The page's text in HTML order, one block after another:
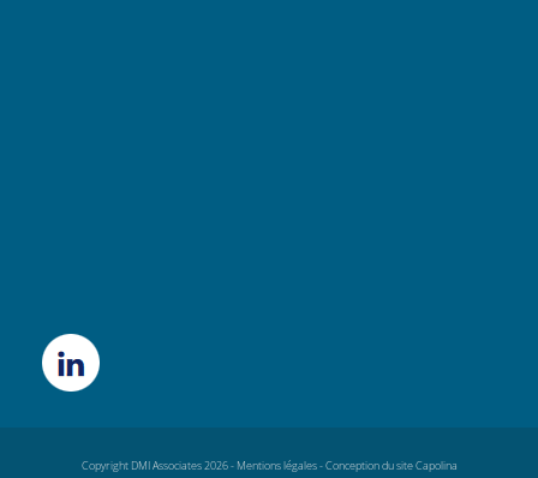
Copyright DMI Associates 2026 - Mentions légales-Conception du site Capolina